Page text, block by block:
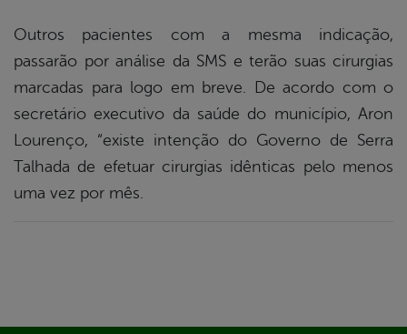
Outros pacientes com a mesma indicação,
passarão por análise da SMS e terão suas cirurgias
marcadas para logo em breve. De acordo com o
secretário executivo da saúde do município, Aron
Lourenço, “existe intenção do Governo de Serra
Talhada de efetuar cirurgias idênticas pelo menos
uma vez por mês.